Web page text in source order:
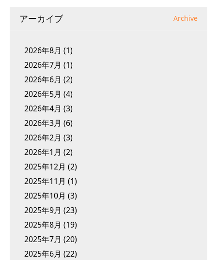
アーカイブ Archive
2026年8月 (1)
2026年7月 (1)
2026年6月 (2)
2026年5月 (4)
2026年4月 (3)
2026年3月 (6)
2026年2月 (3)
2026年1月 (2)
2025年12月 (2)
2025年11月 (1)
2025年10月 (3)
2025年9月 (23)
2025年8月 (19)
2025年7月 (20)
2025年6月 (22)